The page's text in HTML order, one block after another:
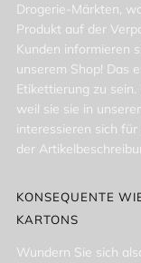
Drogerie-Märkten,
Produkt auf der
Kunden informieren
unserem Shop! Das
Etikettierung zu
weil sie sie in
interessieren sich
der
KONSEQUENTE
KARTONS
Wundern Sie sich